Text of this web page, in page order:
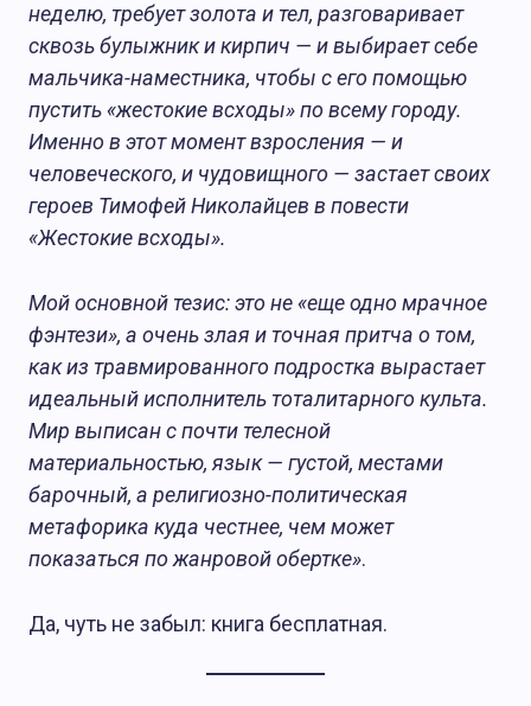
неделю, требует золота и тел, разговаривает
сквозь булыжник и кирпич — и выбирает себе
мальчика-наместника, чтобы с его помощью
пустить «жестокие всходы» по всему городу.
Именно в этот момент взросления — и
человеческого, и чудовищного — застает своих
героев Тимофей Николайцев в повести
«Жестокие всходы».
Мой основной тезис: это не «еще одно мрачное
фэнтези», а очень злая и точная притча о том,
как из травмированного подростка вырастает
идеальный исполнитель тоталитарного культа.
Мир выписан с почти телесной
материальностью, язык — густой, местами
барочный, а религиозно-политическая
метафорика куда честнее, чем может
показаться по жанровой обертке».
Да, чуть не забыл: книга бесплатная.